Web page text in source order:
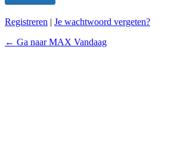
Registreren | Je wachtwoord vergeten?
← Ga naar MAX Vandaag